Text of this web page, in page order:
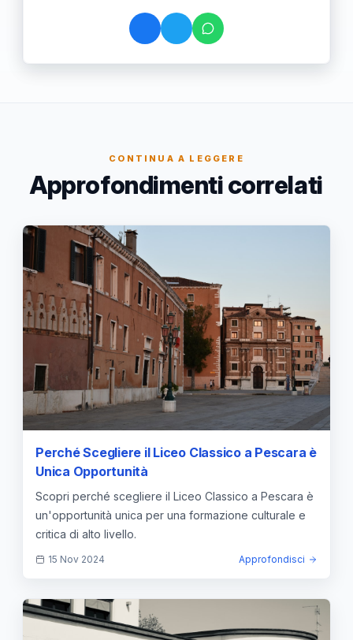
CONTINUA A LEGGERE
Approfondimenti correlati
Perché Scegliere il Liceo Classico a Pescara è
Unica Opportunità
Scopri perché scegliere il Liceo Classico a Pescara è
un'opportunità unica per una formazione culturale e
critica di alto livello.
15 Nov 2024 Approfondisci